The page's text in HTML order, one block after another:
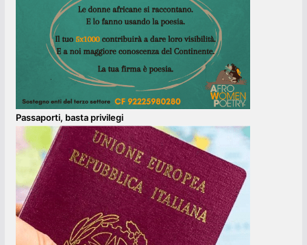
Passaporti, basta privilegi